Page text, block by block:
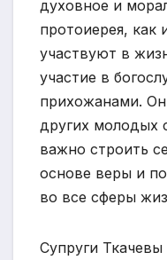
духовное и
протоиерея, как
участвуют в
участие в
прихожанами.
других молодых
важно строить
основе веры и
во все сферы
Супруги